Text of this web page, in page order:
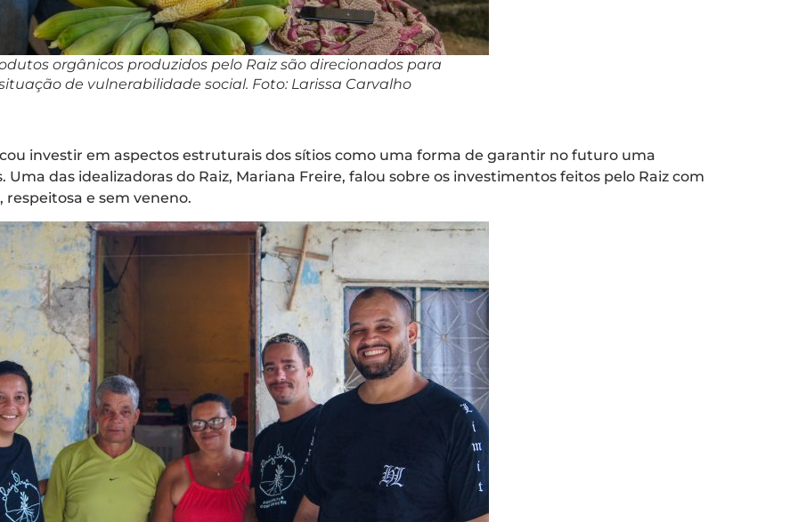
orgânicos produzidos pelo Raiz são direcionados para
de vulnerabilidade social. Foto: Larissa Carvalho
investir em aspectos estruturais dos sítios como uma forma de garantir no futuro uma
das idealizadoras do Raiz, Mariana Freire, falou sobre os investimentos feitos pelo Raiz com
e sem veneno.